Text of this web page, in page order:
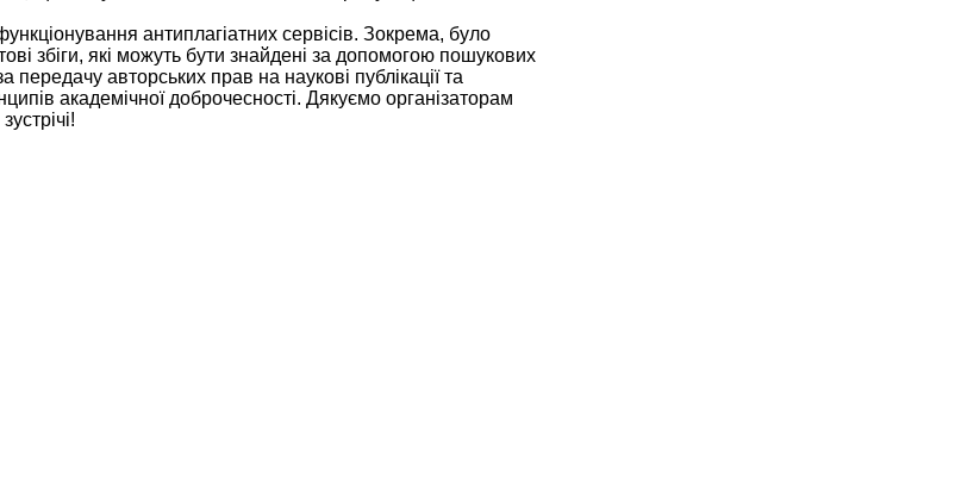
антиплагіатних сервісів. Зокрема, було
збіги, які можуть бути знайдені за допомогою пошукових
авторських прав на наукові публікації та
академічної доброчесності. Дякуємо організаторам